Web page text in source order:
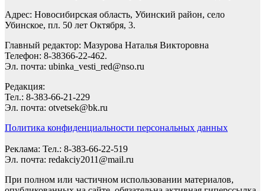
Адрес: Новосибирская область, Убинский район, село
Убинское, пл. 50 лет Октября, 3.
Главный редактор: Мазурова Наталья Викторовна
Телефон: 8-38366-22-462.
Эл. почта: ubinka_vesti_red@nso.ru
Редакция:
Тел.: 8-383-66-21-229
Эл. почта: otvetsek@bk.ru
Политика конфиденциальности персональных данных
Реклама: Тел.: 8-383-66-22-519
Эл. почта: redakciy2011@mail.ru
При полном или частичном использовании материалов,